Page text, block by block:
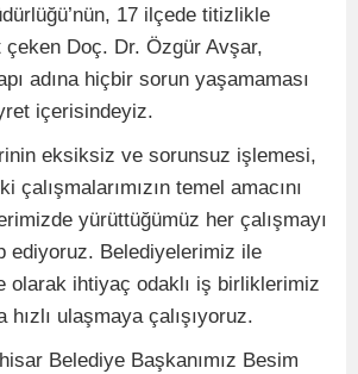
17 ilçede titizlikle
çeken Doç. Dr. Özgür Avşar,
adına hiçbir sorun yaşamaması
içerisindeyiz.
eksiksiz ve sorunsuz işlemesi,
çalışmalarımızın temel amacını
yürüttüğümüz her çalışmayı
ediyoruz. Belediyelerimiz ile
olarak ihtiyaç odaklı iş birliklerimiz
ulaşmaya çalışıyoruz.
Belediye Başkanımız Besim